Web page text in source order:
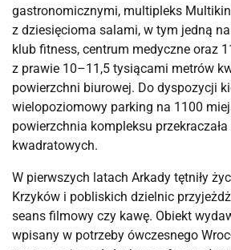
gastronomicznymi, multipleks
z dziesięcioma salami, w tym jedną
klub fitness, centrum medyczne oraz
z prawie 10–11,5 tysiącami metrów
powierzchni biurowej. Do dyspozycji
wielopoziomowy parking na 1100
powierzchnia kompleksu
kwadratowych.
W pierwszych latach Arkady tętniły
Krzyków i pobliskich dzielnic
seans filmowy czy kawę. Obiekt
wpisany w potrzeby ówczesnego